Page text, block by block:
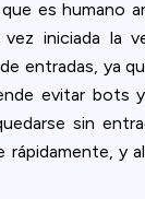
es humano
iniciada la
entradas, ya
evitar
sin
y